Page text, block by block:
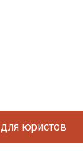
юристов